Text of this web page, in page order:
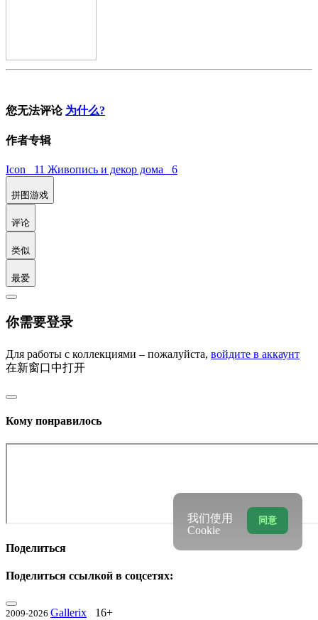
您无法评论 为什么?
作者专辑
Icon 11 Живопись и декор дома 6
拼图游戏
评论
类似
最爱
你需要登录
Для работы с коллекциями – пожалуйста, войдите в аккаунт
在新窗口中打开
Кому понравилось
Поделиться
Поделиться ссылкой в соцсетях:
2009-2026 Gallerix 16+
同意
我们使用
Cookie